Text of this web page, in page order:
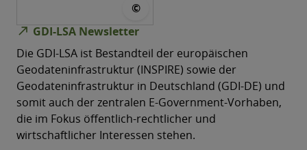
©
north_east GDI-LSA Newsletter
Die GDI-LSA ist Bestandteil der europäischen
Geodateninfrastruktur (INSPIRE) sowie der
Geodateninfrastruktur in Deutschland (GDI-DE) und
somit auch der zentralen E-Government-Vorhaben,
die im Fokus öffentlich-rechtlicher und
wirtschaftlicher Interessen stehen.